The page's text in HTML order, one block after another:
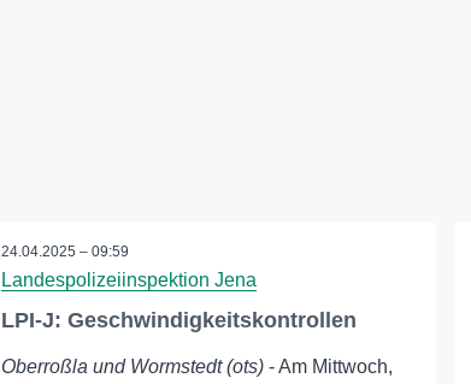
24.04.2025 – 09:59
Landespolizeiinspektion Jena
LPI-J: Geschwindigkeitskontrollen
Oberroßla und Wormstedt (ots)- Am Mittwoch,